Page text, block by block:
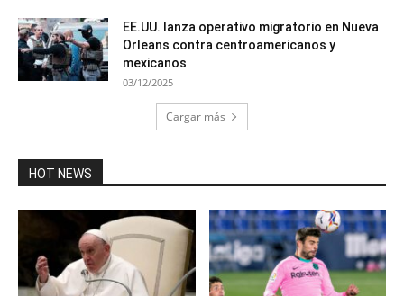
EE.UU. lanza operativo migratorio en Nueva
Orleans contra centroamericanos y
mexicanos
03/12/2025
Cargar más
HOT NEWS